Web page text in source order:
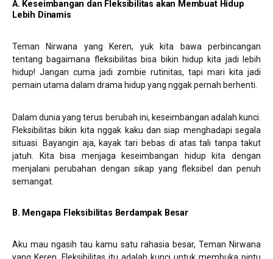
A. Keseimbangan dan Fleksibilitas akan Membuat Hidup
Lebih Dinamis
Teman Nirwana yang Keren, yuk kita bawa perbincangan
tentang bagaimana fleksibilitas bisa bikin hidup kita jadi lebih
hidup! Jangan cuma jadi zombie rutinitas, tapi mari kita jadi
pemain utama dalam drama hidup yang nggak pernah berhenti.
Dalam dunia yang terus berubah ini, keseimbangan adalah kunci.
Fleksibilitas bikin kita nggak kaku dan siap menghadapi segala
situasi. Bayangin aja, kayak tari bebas di atas tali tanpa takut
jatuh. Kita bisa menjaga keseimbangan hidup kita dengan
menjalani perubahan dengan sikap yang fleksibel dan penuh
semangat.
B. Mengapa Fleksibilitas Berdampak Besar
Aku mau ngasih tau kamu satu rahasia besar, Teman Nirwana
yang Keren. Fleksibilitas itu adalah kunci untuk membuka pintu